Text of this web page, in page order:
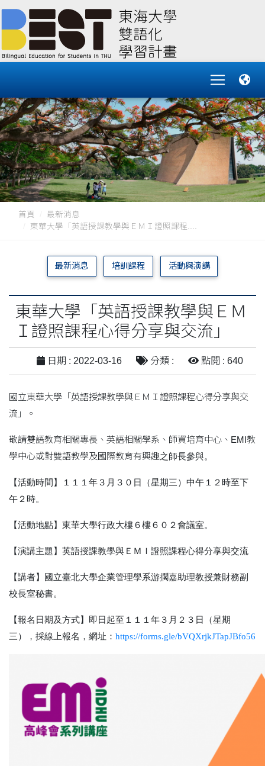
首頁
最新消息
東華大學「英語授課教學與ＥＭＩ證照課程....
最新消息 培訓課程 活動與演講
東華大學「英語授課教學與ＥＭ
Ｉ證照課程心得分享與交流」
日期 : 2022-03-16 分類 : 點閱 : 640
國立東華大學「英語授課教學與ＥＭＩ證照課程心得分享與交
流」。
敬請雙語教育相關專長、英語相關學系、師資培育中心、EMI教
學中心或對雙語教學及國際教育有興趣之師長參與。
【活動時間】１１１年３月３０日（星期三）中午１２時至下
午２時。
【活動地點】東華大學行政大樓６樓６０２會議室。
【演講主題】英語授課教學與ＥＭＩ證照課程心得分享與交流
【講者】國立臺北大學企業管理學系游擱嘉助理教授兼財務副
校長室秘書。
【報名日期及方式】即日起至１１１年３月２３日（星期
三），採線上報名，網址： https://forms.gle/bVQXrjkJTapJBfo56